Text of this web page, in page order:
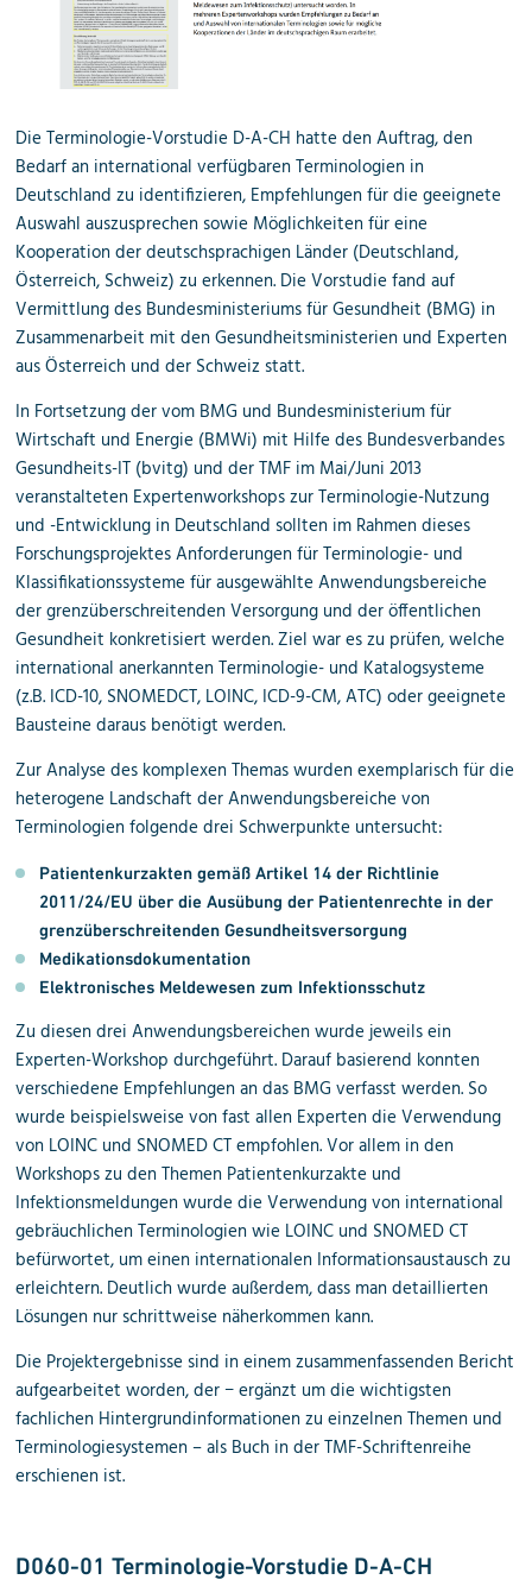
Die Terminologie-Vorstudie D-A-CH hatte den Auftrag, den
Bedarf an international verfügbaren Terminologien in
Deutschland zu identifizieren, Empfehlungen für die geeignete
Auswahl auszusprechen sowie Möglichkeiten für eine
Kooperation der deutsch­sprachigen Länder (Deutschland,
Österreich, Schweiz) zu erkennen. Die Vorstudie fand auf
Vermittlung des Bundesministeriums für Gesundheit (BMG) in
Zusammenarbeit mit den Gesundheits­ministerien und Experten
aus Österreich und der Schweiz statt.
In Fortsetzung der vom BMG und Bundesministerium für
Wirtschaft und Energie (BMWi) mit Hilfe des Bundesverbandes
Gesundheits-IT (bvitg) und der TMF im Mai/Juni 2013
veranstalteten Expertenworkshops zur Terminologie-Nutzung
und -Entwicklung in Deutschland sollten im Rahmen dieses
Forschungsprojektes Anforderungen für Terminologie- und
Klassifikations­systeme für ausgewählte Anwendungsbereiche
der grenz­überschreitenden Versorgung und der öffentlichen
Gesundheit konkretisiert werden. Ziel war es zu prüfen, welche
international anerkannten Terminologie- und Katalogsysteme
(z.B. ICD-10, SNOMEDCT, LOINC, ICD-9-CM, ATC) oder geeignete
Bausteine daraus benötigt werden.
Zur Analyse des komplexen Themas wurden exemplarisch für die
heterogene Landschaft der Anwendungsbereiche von
Terminologien folgende drei Schwerpunkte untersucht:
Patientenkurzakten gemäß Artikel 14 der Richtlinie
2011/24/EU über die Ausübung der Patientenrechte in der
grenz­überschreitenden Gesundheits­versorgung
Medikationsdokumentation
Elektronisches Meldewesen zum Infektionsschutz
Zu diesen drei Anwendungsbereichen wurde jeweils ein
Experten-Workshop durchgeführt. Darauf basierend konnten
verschiedene Empfehlungen an das BMG verfasst werden. So
wurde beispielsweise von fast allen Experten die Verwendung
von LOINC und SNOMED CT empfohlen. Vor allem in den
Workshops zu den Themen Patientenkurzakte und
Infektionsmeldungen wurde die Verwendung von international
gebräuchlichen Terminologien wie LOINC und SNOMED CT
befürwortet, um einen internationalen Informations­austausch zu
erleichtern. Deutlich wurde außerdem, dass man detaillierten
Lösungen nur schrittweise näherkommen kann.
Die Projektergebnisse sind in einem zusammenfassenden Bericht
aufgearbeitet worden, der − ergänzt um die wichtigsten
fachlichen Hintergrund­informationen zu einzelnen Themen und
Terminologiesystemen – als Buch in der TMF-Schriftenreihe
erschienen ist.
D060-01 Terminologie-Vorstudie D-A-CH